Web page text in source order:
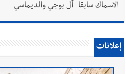
الاسماك سابقا -آل بوجي والديماسي
إعلانات